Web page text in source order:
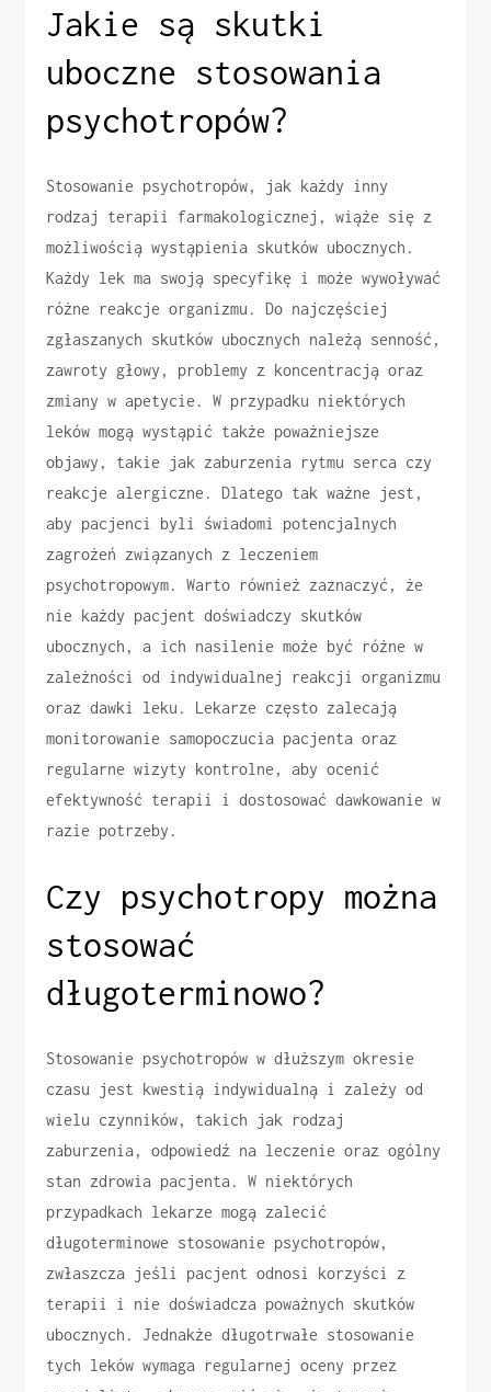
Jakie są skutki
uboczne stosowania
psychotropów?
Stosowanie psychotropów, jak każdy inny
rodzaj terapii farmakologicznej, wiąże się z
możliwością wystąpienia skutków ubocznych.
Każdy lek ma swoją specyfikę i może wywoływać
różne reakcje organizmu. Do najczęściej
zgłaszanych skutków ubocznych należą senność,
zawroty głowy, problemy z koncentracją oraz
zmiany w apetycie. W przypadku niektórych
leków mogą wystąpić także poważniejsze
objawy, takie jak zaburzenia rytmu serca czy
reakcje alergiczne. Dlatego tak ważne jest,
aby pacjenci byli świadomi potencjalnych
zagrożeń związanych z leczeniem
psychotropowym. Warto również zaznaczyć, że
nie każdy pacjent doświadczy skutków
ubocznych, a ich nasilenie może być różne w
zależności od indywidualnej reakcji organizmu
oraz dawki leku. Lekarze często zalecają
monitorowanie samopoczucia pacjenta oraz
regularne wizyty kontrolne, aby ocenić
efektywność terapii i dostosować dawkowanie w
razie potrzeby.
Czy psychotropy można
stosować
długoterminowo?
Stosowanie psychotropów w dłuższym okresie
czasu jest kwestią indywidualną i zależy od
wielu czynników, takich jak rodzaj
zaburzenia, odpowiedź na leczenie oraz ogólny
stan zdrowia pacjenta. W niektórych
przypadkach lekarze mogą zalecić
długoterminowe stosowanie psychotropów,
zwłaszcza jeśli pacjent odnosi korzyści z
terapii i nie doświadcza poważnych skutków
ubocznych. Jednakże długotrwałe stosowanie
tych leków wymaga regularnej oceny przez